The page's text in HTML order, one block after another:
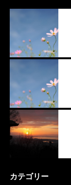
カテゴリー